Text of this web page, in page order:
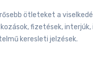
ötleteket a
fizetések,
keresleti jelzések.